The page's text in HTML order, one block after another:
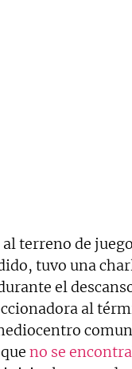
terreno de
tuvo una
el
al
no se